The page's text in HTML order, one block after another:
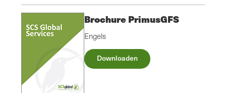
Brochure PrimusGFS
Engels
Downloaden